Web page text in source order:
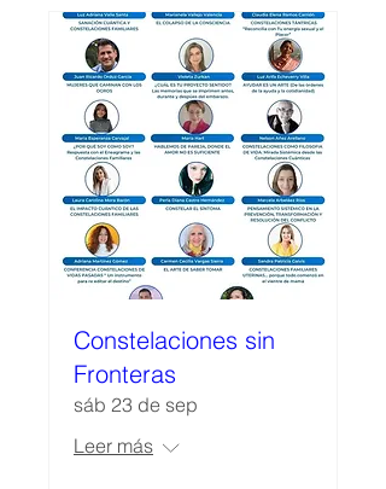
Constelaciones sin
Fronteras
sáb 23 de sep
Leer más